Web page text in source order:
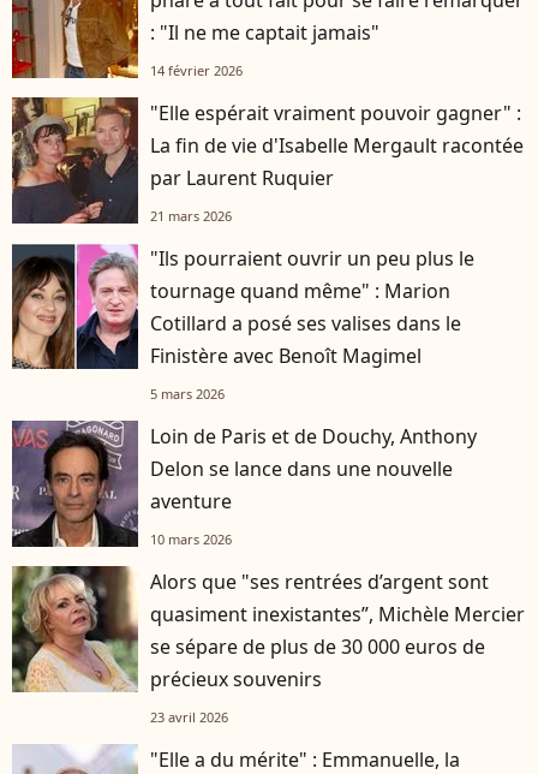
: "Il ne me captait jamais"
14 février 2026
"Elle espérait vraiment pouvoir gagner" :
La fin de vie d'Isabelle Mergault racontée
par Laurent Ruquier
21 mars 2026
"Ils pourraient ouvrir un peu plus le
tournage quand même" : Marion
Cotillard a posé ses valises dans le
Finistère avec Benoît Magimel
5 mars 2026
Loin de Paris et de Douchy, Anthony
Delon se lance dans une nouvelle
aventure
10 mars 2026
Alors que "ses rentrées d’argent sont
quasiment inexistantes”, Michèle Mercier
se sépare de plus de 30 000 euros de
précieux souvenirs
23 avril 2026
"Elle a du mérite" : Emmanuelle, la